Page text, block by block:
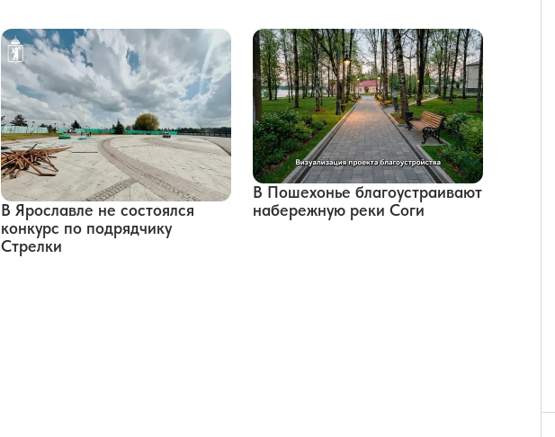
В Ярославле не состоялся
конкурс по подрядчику
Стрелки
В Пошехонье благоустраивают
набережную реки Соги